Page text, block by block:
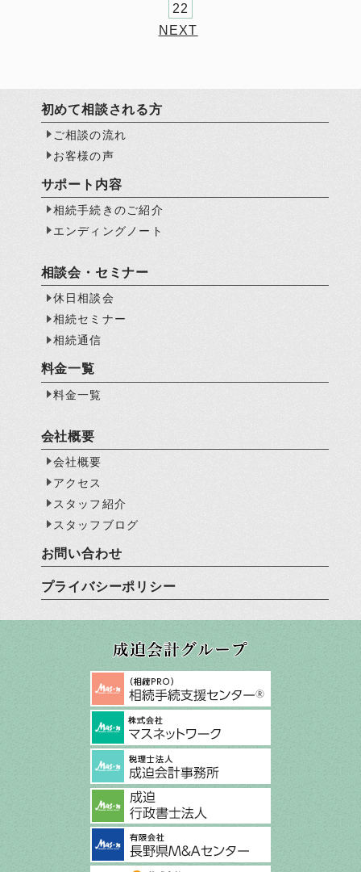
22
NEXT
初めて相談される方
ご相談の流れ
お客様の声
サポート内容
相続手続きのご紹介
エンディングノート
相談会・セミナー
休日相談会
相続セミナー
相続通信
料金一覧
料金一覧
会社概要
会社概要
アクセス
スタッフ紹介
スタッフブログ
お問い合わせ
プライバシーポリシー